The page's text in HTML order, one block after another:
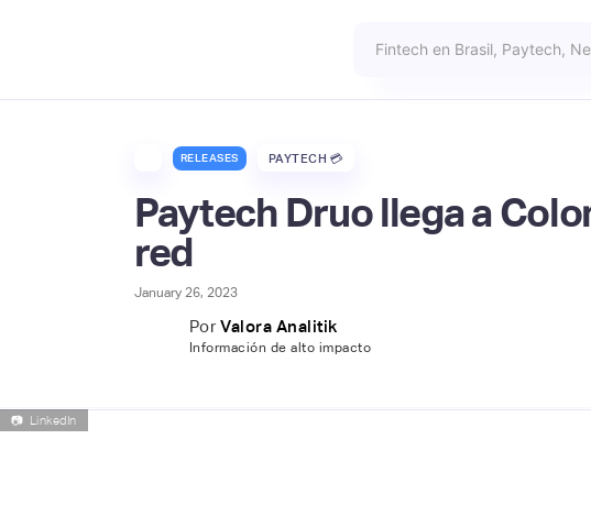
RELEASES PAYTECH 💳
Paytech Druo llega a
red
January 26, 2023
Por Valora Analitik
Información de alto impacto
📷 LinkedIn